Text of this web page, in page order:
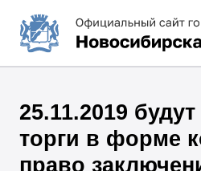
25.11.2019
торги в форме
право